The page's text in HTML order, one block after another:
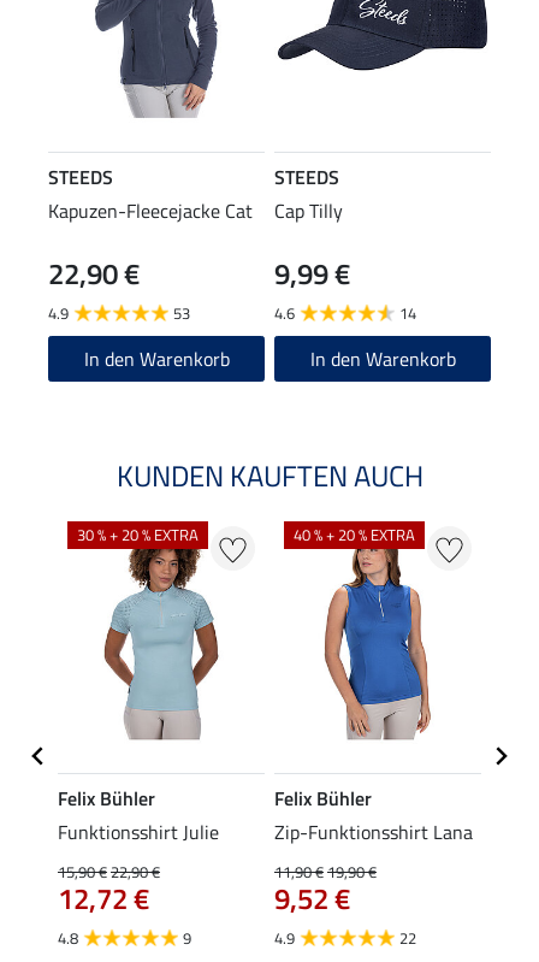
STEEDS
Kapuzen-Fleecejacke Cat
22,90 €
4.9 53
In den Warenkorb
STEEDS
Cap Tilly
9,99 €
4.6 14
In den Warenkorb
KUNDEN KAUFTEN AUCH
30 % + 20 % EXTRA
Felix Bühler
Funktionsshirt Julie
15,90 €22,90 €
12,72 €
4.8 9
40 % + 20 % EXTRA
Felix Bühler
Zip-Funktionsshirt Lana
11,90 €19,90 €
9,52 €
4.9 22